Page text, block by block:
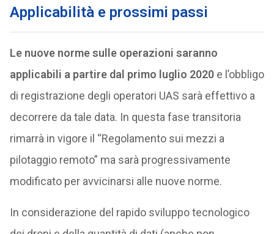
Applicabilità e prossimi passi
Le nuove norme sulle operazioni saranno
applicabili a partire dal primo luglio 2020e l’obbligo
di registrazione degli operatori UAS sarà effettivo a
decorrere da tale data. In questa fase transitoria
rimarrà in vigore il “Regolamento sui mezzi a
pilotaggio remoto” ma sarà progressivamente
modificato per avvicinarsi alle nuove norme.
In considerazione del rapido sviluppo tecnologico